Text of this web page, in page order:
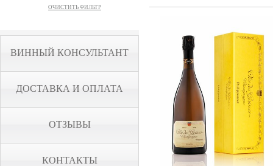
50 - 250 грнОЧИСТИТЬ ФИЛЬТР
ВИННЫЙ КОНСУЛЬТАНТ
ДОСТАВКА И ОПЛАТА
ОТЗЫВЫ
КОНТАКТЫ